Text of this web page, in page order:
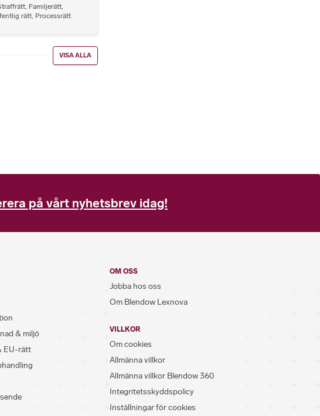
Familjerätt
rätt Processrätt
VISA ALLA
på vårt nyhetsbrev idag!
& miljö
EU-rätt
OM OSS
Jobba hos oss
Om Blendow Lexnova
VILLKOR
Om cookies
Allmänna villkor
Allmänna villkor Blendow 360
Integritetsskyddspolicy
Inställningar för cookies